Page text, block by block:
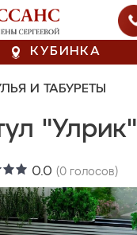
КУБИНКА
И ТАБУРЕТЫ
"Улрик"
0.0 (0 голосов)